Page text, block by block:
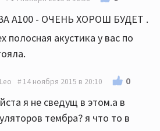
A100 - ОЧЕНЬ ХОРОШ БУДЕТ .
полосная акустика у вас по
14 ноября 2015 в 20:10 0
я не сведущ в этом.а в
тембра? я что то в